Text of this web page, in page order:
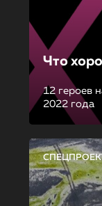
Что
12 героев
2022 года